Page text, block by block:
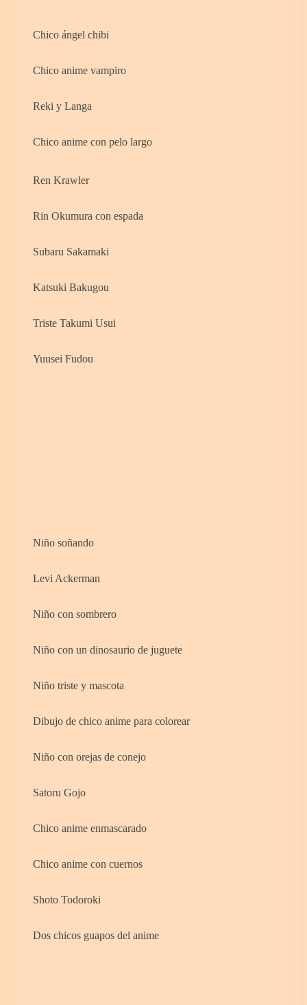
Chico ángel chibi
Chico anime vampiro
Reki y Langa
Chico anime con pelo largo
Ren Krawler
Rin Okumura con espada
Subaru Sakamaki
Katsuki Bakugou
Triste Takumi Usui
Yuusei Fudou
Niño soñando
Levi Ackerman
Niño con sombrero
Niño con un dinosaurio de juguete
Niño triste y mascota
Dibujo de chico anime para colorear
Niño con orejas de conejo
Satoru Gojo
Chico anime enmascarado
Chico anime con cuernos
Shoto Todoroki
Dos chicos guapos del anime